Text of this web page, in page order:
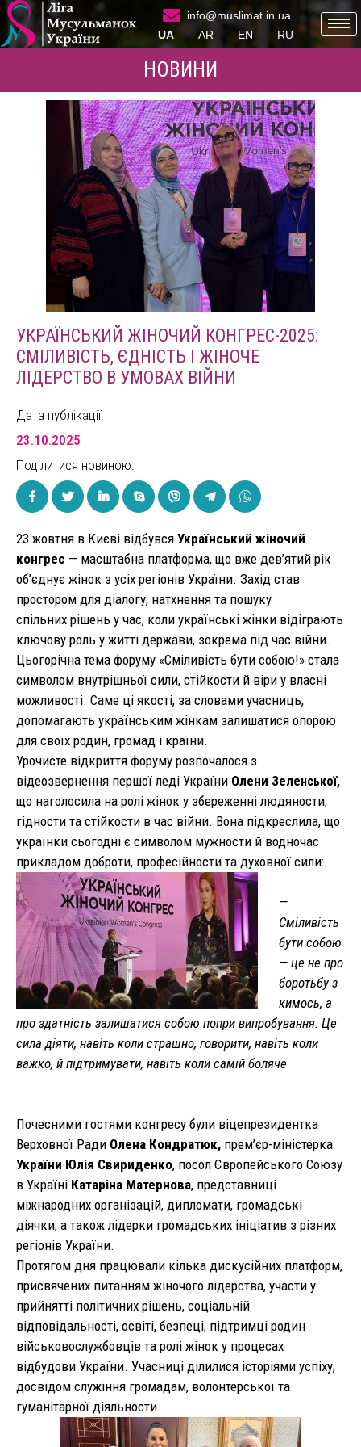
info@muslimat.in.ua
UA
AR EN RU
НОВИНИ
УКРАЇНСЬКИЙ ЖІНОЧИЙ КОНГРЕС-2025:
СМІЛИВІСТЬ, ЄДНІСТЬ І ЖІНОЧЕ
ЛІДЕРСТВО В УМОВАХ ВІЙНИ
Дата публікації:
23.10.2025
Поділитися новиною:
23 жовтня в Києві відбувся Український жіночий
конгрес — масштабна платформа, що вже дев’ятий рік
об’єднує жінок з усіх регіонів України. Захід став
простором для діалогу, натхнення та пошуку
спільних рішень у час, коли українські жінки відіграють
ключову роль у житті держави, зокрема під час війни.
Цьогорічна тема форуму «Сміливість бути собою!» стала
символом внутрішньої сили, стійкости й віри у власні
можливості. Саме ці якості, за словами учасниць,
допомагають українським жінкам залишатися опорою
для своїх родин, громад і країни.
Урочисте відкриття форуму розпочалося з
відеозвернення першої леді України Олени Зеленської,
що наголосила на ролі жінок у збереженні людяности,
гідности та стійкости в час війни. Вона підкреслила, що
українки сьогодні є символом мужности й водночас
прикладом доброти, професійности та духовної сили:
—
Сміливість
бути собою
— це не про
боротьбу з
кимось, а
про здатність залишатися собою попри випробування. Це
сила діяти, навіть коли страшно, говорити, навіть коли
важко, й підтримувати, навіть коли самій боляче
Почесними гостями конгресу були віцепрезидентка
Верховної Ради Олена Кондратюк, прем’єр-міністерка
України Юлія Свириденко, посол Європейського Союзу
в Україні Катаріна Матернова, представниці
міжнародних організацій, дипломати, громадські
діячки, а також лідерки громадських ініціатив з різних
регіонів України.
Протягом дня працювали кілька дискусійних платформ,
присвячених питанням жіночого лідерства, участи у
прийнятті політичних рішень, соціальній
відповідальності, освіті, безпеці, підтримці родин
військовослужбовців та ролі жінок у процесах
відбудови України. Учасниці ділилися історіями успіху,
досвідом служіння громадам, волонтерської та
гуманітарної діяльности.